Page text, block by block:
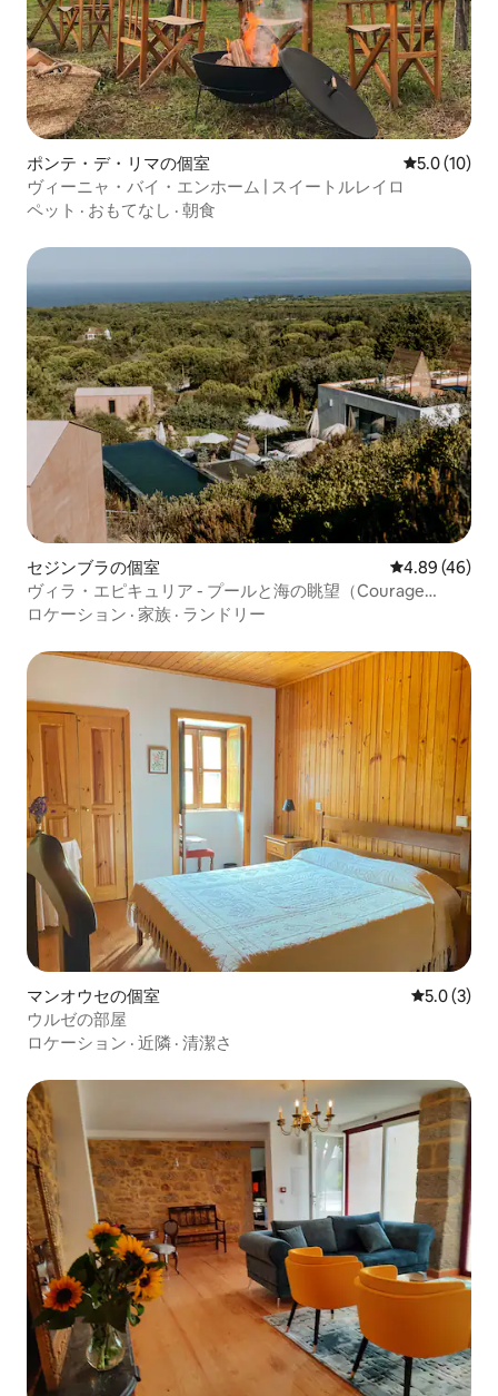
ポンテ・デ・リマの個室 レビュー10
5.0 (10)
ヴィーニャ・バイ・エンホーム | スイートルレイロ
ペット · おもてなし · 朝食
セジンブラの個室 レビュー46
4.89 (46)
ヴィラ・エピキュリア - プールと海の眺望（Courage
Suite）
ロケーション · 家族 · ランドリー
マンオウセの個室 レビュー3
5.0 (3)
ウルゼの部屋
ロケーション · 近隣 · 清潔さ